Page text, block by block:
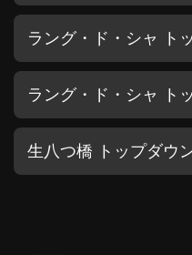
ラング・ド・シャ ト
ラング・ド・シャ ト
生八つ橋 トップダウ